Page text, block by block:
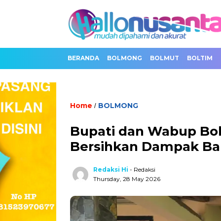
BERANDA BOLMONG BOLMUT BOLTIM
Home / BOLMONG
Bupati dan Wabup
Bersihkan Dampak
Redaksi Hi - Redaksi
Thursday, 28 May 2026